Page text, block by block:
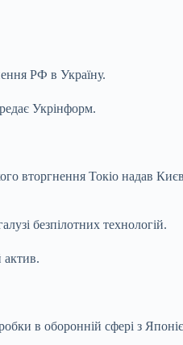
РФ в Україну.
Укрінформ.
вторгнення Токіо надав
безпілотних технологій.
актив.
в оборонній сфері з